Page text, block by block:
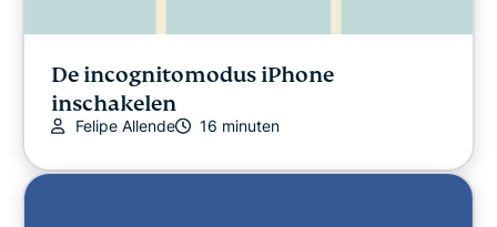
De incognitomodus iPhone
inschakelen
Felipe Allende 16 minuten